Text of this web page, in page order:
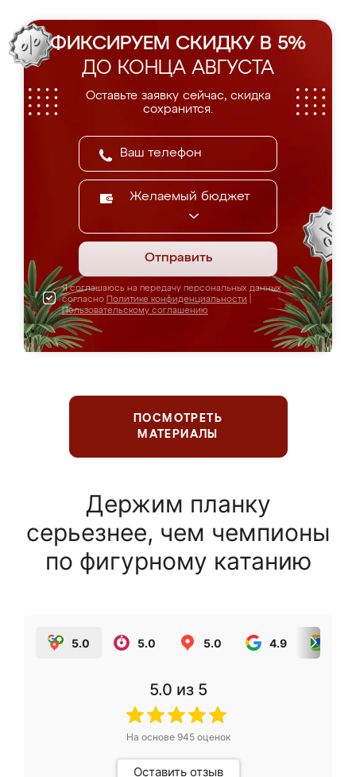
ФИКСИРУЕМ СКИДКУ В 5%
ДО КОНЦА АВГУСТА
Оставьте заявку сейчас, скидка
сохранится.
Желаемый бюджет
Отправить
Я соглашаюсь на передачу персональных данных
согласно Политике конфиденциальности
Пользовательскому соглашению
ПОСМОТРЕТЬ
МАТЕРИАЛЫ
Держим планку
серьезнее, чем чемпионы
по фигурному катанию
5.0 5.0 5.0 4.9
5.0 из 5
На основе 945оценок
Оставить отзыв